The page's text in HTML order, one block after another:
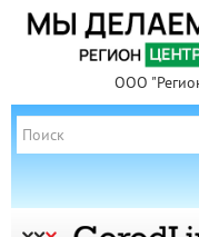
ООО